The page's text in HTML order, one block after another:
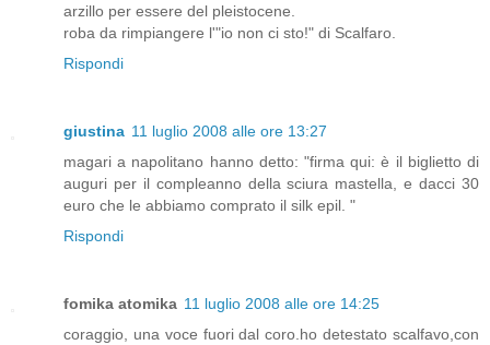
arzillo per essere del pleistocene.
roba da rimpiangere l'"io non ci sto!" di Scalfaro.
Rispondi
giustina 11 luglio 2008 alle ore 13:27
magari a napolitano hanno detto: "firma qui: è il biglietto di
auguri per il compleanno della sciura mastella, e dacci 30
euro che le abbiamo comprato il silk epil. "
Rispondi
fomika atomika 11 luglio 2008 alle ore 14:25
coraggio, una voce fuori dal coro.ho detestato scalfavo,con